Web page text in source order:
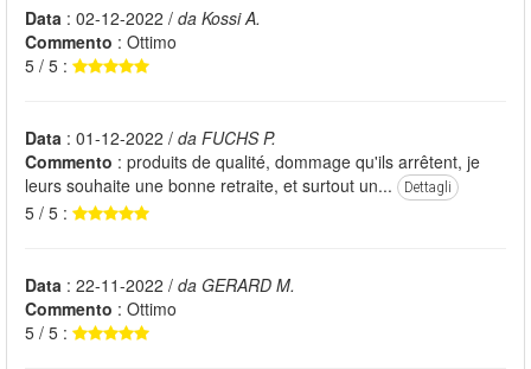
Data : 02-12-2022 / da Kossi A.
Commento : Ottimo
5 / 5 :
Data : 01-12-2022 / da FUCHS P.
Commento : produits de qualité, dommage qu'ils arrêtent, je
leurs souhaite une bonne retraite, et surtout un...
Dettagli
5 / 5 :
Data : 22-11-2022 / da GERARD M.
Commento : Ottimo
5 / 5 :